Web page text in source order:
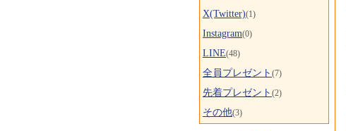
X(Twitter)(1)
Instagram(0)
LINE(48)
全員プレゼント (7)
先着プレゼント (2)
その他(3)